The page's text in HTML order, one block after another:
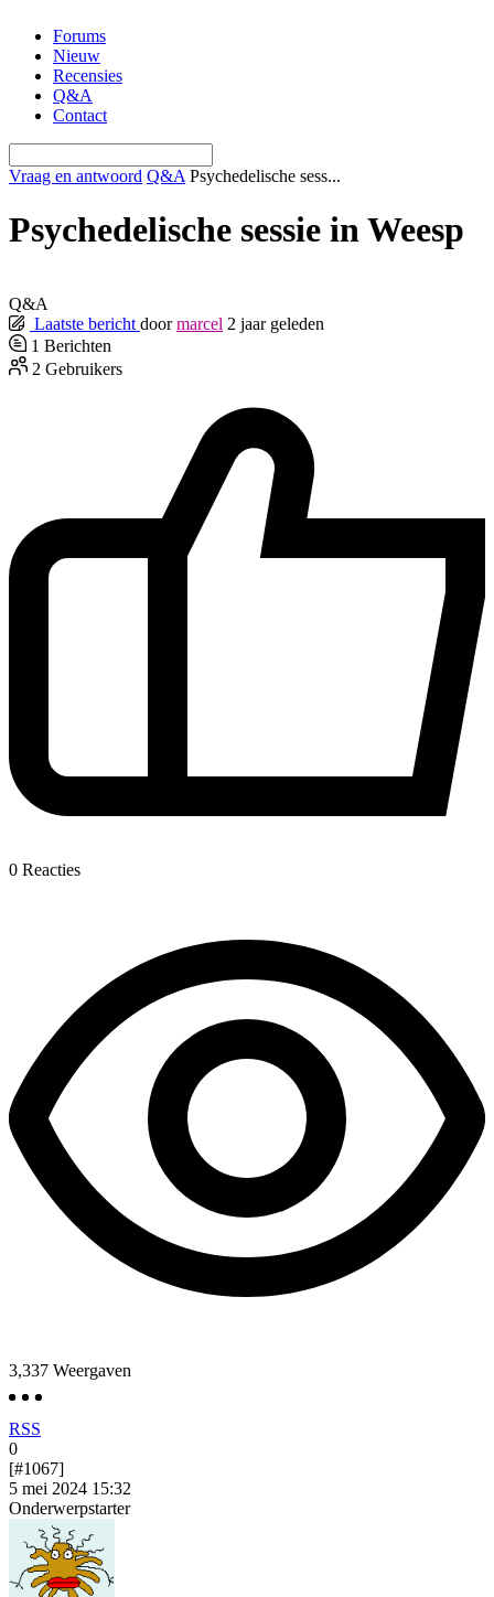
naar
inhoud
Forums
Nieuw
Recensies
Q&A
Contact
Vraag en antwoord Q&A Psychedelische sess...
Psychedelische sessie in Weesp
Q&A
Laatste bericht door marcel 2 jaar geleden
1 Berichten
2 Gebruikers
0 Reacties
3,337 Weergaven
RSS
0
[#1067]
5 mei 2024 15:32
Onderwerpstarter